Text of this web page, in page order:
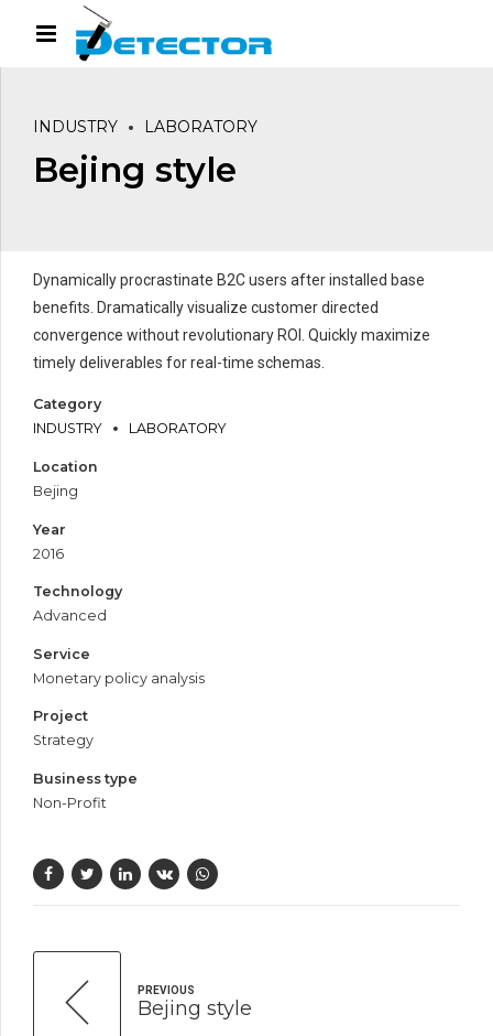
INDUSTRY LABORATORY
Bejing style
Dynamically procrastinate B2C users after installed base
benefits. Dramatically visualize customer directed
convergence without revolutionary ROI. Quickly maximize
timely deliverables for real-time schemas.
Category
INDUSTRY
LABORATORY
Location
Bejing
Year
2016
Technology
Advanced
Service
Monetary policy analysis
Project
Strategy
Business type
Non-Profit
PREVIOUS
Bejing style